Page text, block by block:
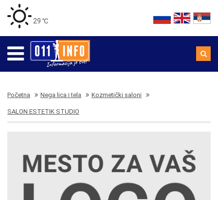
29 ℃
Početna Nega lica i tela Kozmetički saloni
SALON ESTETIK STUDIO